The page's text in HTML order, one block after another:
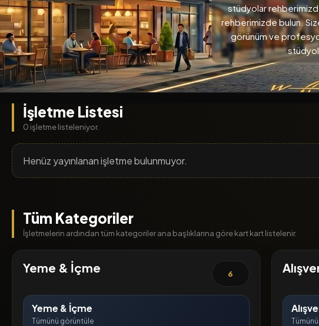
stüdyolar
rehberimizde bulun.
görünüm ve
İşletme Listesi
0 işletme listeleniyor.
Henüz yayınlanan işletme bulunmuyor.
Tüm Kategoriler
İşletmelerin ardından tüm kategoriler ana başlıklarına göre kart kart listelenir.
Yeme & İçme 6
Yeme & İçme
Tümünü görüntüle